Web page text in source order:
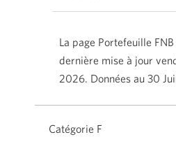
La page Portefeuille
dernière mise à jour
2026. Données au 30
Catégorie F